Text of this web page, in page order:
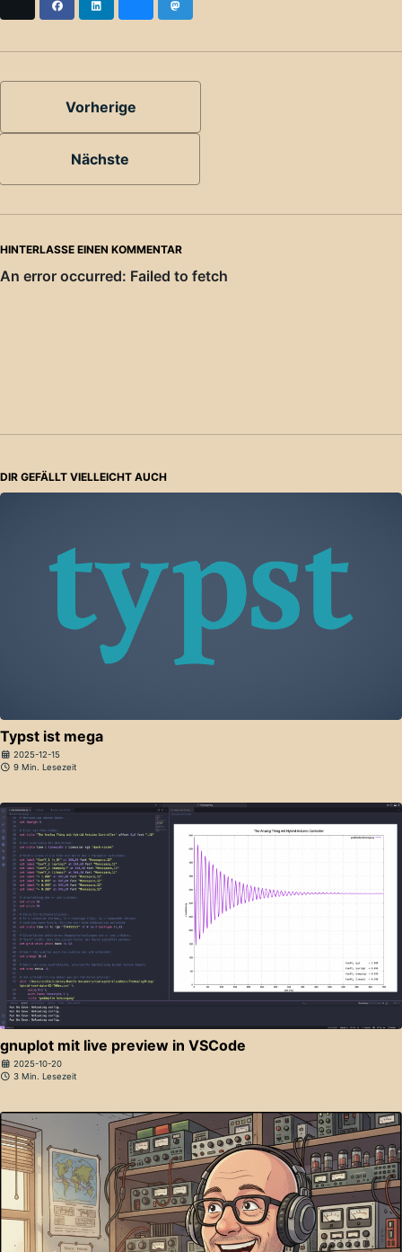
Facebook Bluesky
Vorherige
Nächste
HINTERLASSE EINEN KOMMENTAR
DIR GEFÄLLT VIELLEICHT AUCH
Typst ist mega
2025-12-15
9 Min. Lesezeit
gnuplot mit live preview in VSCode
2025-10-20
3 Min. Lesezeit